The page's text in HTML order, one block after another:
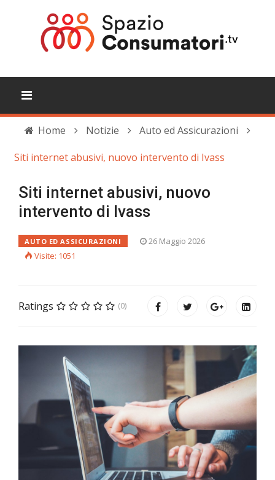
Home Notizie
Auto ed Assicurazioni
Siti internet abusivi, nuovo intervento di Ivass
Siti internet abusivi, nuovo
intervento di Ivass
AUTO ED ASSICURAZIONI
26 Maggio 2026
Visite: 1051
Ratings (0)